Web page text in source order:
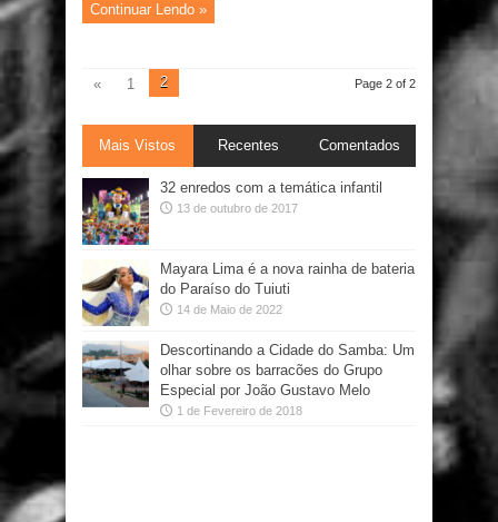
Continuar Lendo »
Page 2 of 2
« 1 2
Mais Vistos Recentes Comentados
32 enredos com a temática infantil
13 de outubro de 2017
Mayara Lima é a nova rainha de bateria
do Paraíso do Tuiuti
14 de Maio de 2022
Descortinando a Cidade do Samba: Um
olhar sobre os barracões do Grupo
Especial por João Gustavo Melo
1 de Fevereiro de 2018